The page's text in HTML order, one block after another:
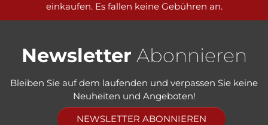
einkaufen. Es fallen keine Gebühren an.
Newsletter Abonnieren
Bleiben Sie auf dem laufenden und verpassen Sie keine
Neuheiten und Angeboten!
NEWSLETTER ABONNIEREN